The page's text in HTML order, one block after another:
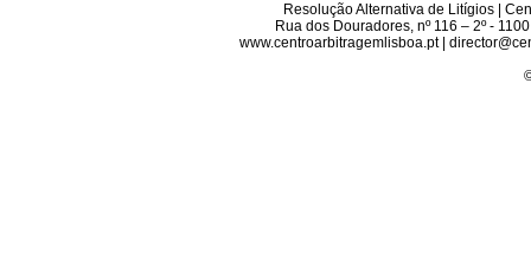
Resolução Alternativa de Litígios |
Rua dos Douradores, nº 116 – 2º -
www.centroarbitragemlisboa.pt |